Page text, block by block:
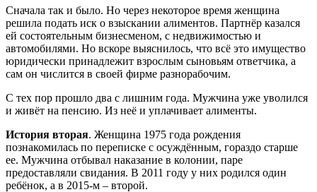
Сначала так и было. Но через некоторое время женщина
решила подать иск о взыскании алиментов. Партнёр казался
ей состоятельным бизнесменом, с недвижимостью и
автомобилями. Но вскоре выяснилось, что всё это имущество
юридически принадлежит взрослым сыновьям ответчика, а
сам он числится в своей фирме разнорабочим.
С тех пор прошло два с лишним года. Мужчина уже уволился
и живёт на пенсию. Из неё и уплачивает алименты.
История вторая. Женщина 1975 года рождения
познакомилась по переписке с осуждённым, гораздо старше
ее. Мужчина отбывал наказание в колонии, паре
предоставляли свидания. В 2011 году у них родился один
ребёнок, а в 2015-м – второй.